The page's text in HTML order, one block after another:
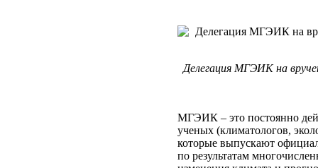
Делегация МГЭИК на
МГЭИК – это постоянно
ученых (климатологов,
которые выпускают
по результатам